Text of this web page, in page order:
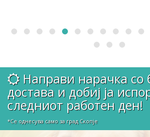
Направи нарачка со
достава и добиј ја
следниот работен ден!
*Се однесува само за град Скопје